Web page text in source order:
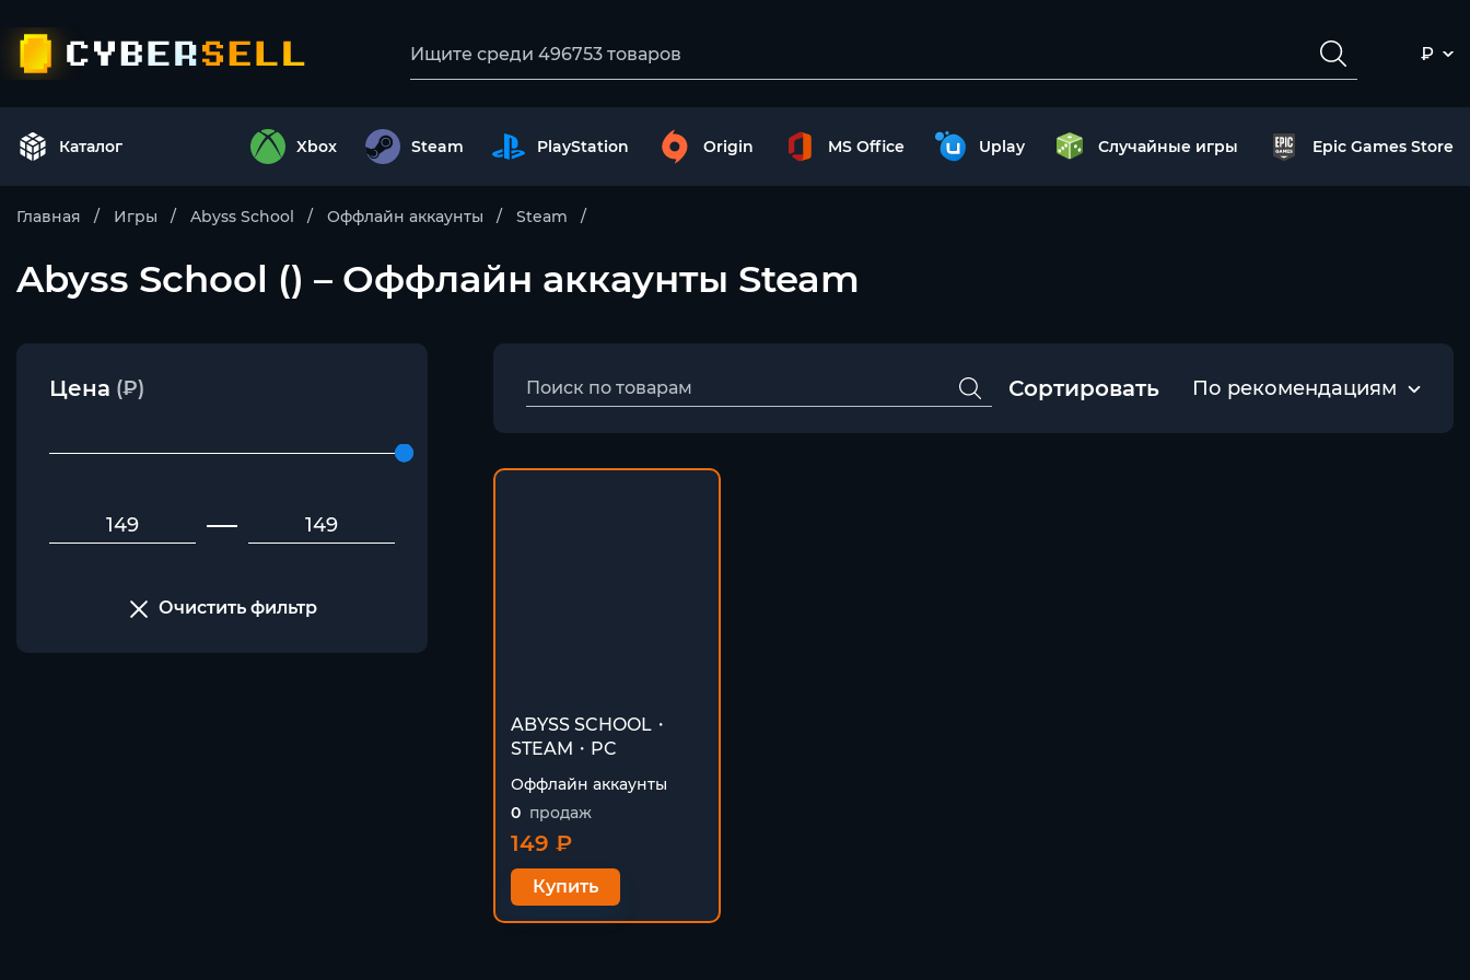
₽
Каталог Xbox Steam PlayStation Origin MS Office Uplay Случайные игры Epic Games Store
Главная Игры Abyss School Оффлайн аккаунты Steam
Abyss School () – Оффлайн аккаунты Steam
Цена (₽)
Очистить фильтр
Сортировать По рекомендациям
ABYSS SCHOOL・
STEAM・PC
Оффлайн аккаунты
0 продаж
149 ₽
Купить